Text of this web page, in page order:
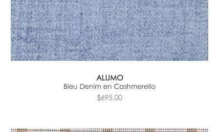
ALUMO
Bleu Denim en Cashmerello
$695.00